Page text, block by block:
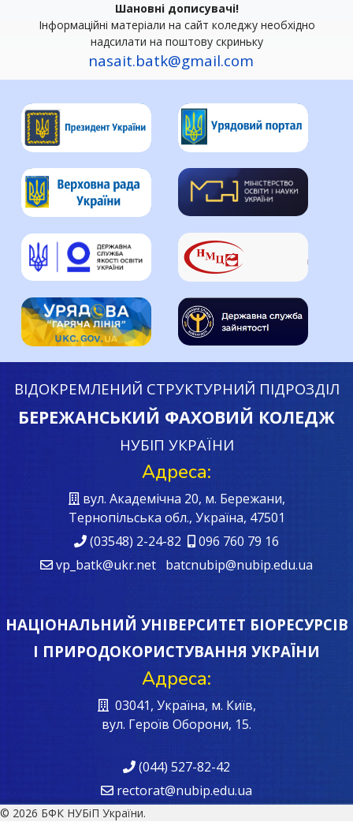
Шановні дописувачі!
Інформаційні матеріали на сайт коледжу необхідно
надсилати на поштову скриньку
nasait.batk@gmail.com
ВІДОКРЕМЛЕНИЙ СТРУКТУРНИЙ ПІДРОЗДІЛ
БЕРЕЖАНСЬКИЙ ФАХОВИЙ КОЛЕДЖ
НУБІП УКРАЇНИ
Адреса:
вул. Академічна 20, м. Бережани,
Тернопільська обл., Україна, 47501
(03548) 2-24-82
096 760 79 16
vp_batk@ukr.net batcnubip@nubip.edu.ua
НАЦІОНАЛЬНИЙ УНІВЕРСИТЕТ БІОРЕСУРСІВ
І ПРИРОДОКОРИСТУВАННЯ УКРАЇНИ
Адреса:
03041, Україна, м. Київ,
вул. Героїв Oборони, 15.
(044) 527-82-42
rectorat@nubip.edu.ua
© 2026 БФК НУБіП України.